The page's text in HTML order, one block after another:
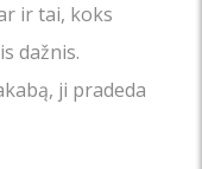
ir tai, koks
dažnis.
ji pradeda